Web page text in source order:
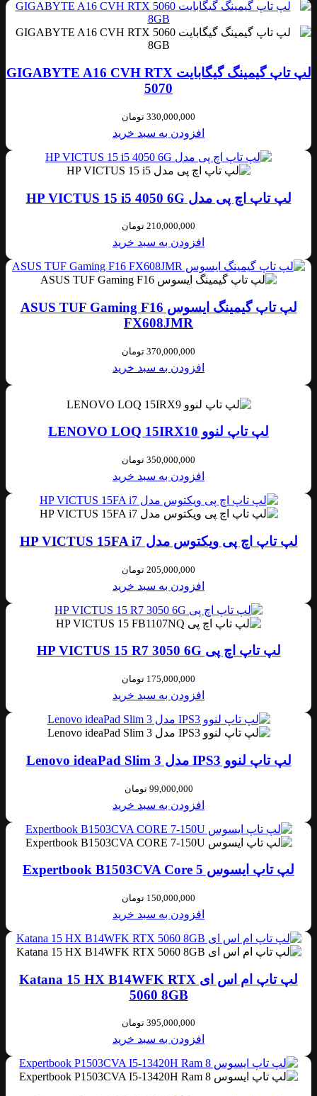
لپ تاپ گیمینگ گیگابایت GIGABYTE A16 CVH RTX
5070
330,000,000 تومان
افزودن به سبد خرید
لپ تاپ اچ پی مدل HP VICTUS 15 i5 4050 6G
210,000,000 تومان
افزودن به سبد خرید
لپ تاپ گیمینگ ایسوس ASUS TUF Gaming F16
FX608JMR
370,000,000 تومان
افزودن به سبد خرید
لپ تاپ لنوو LENOVO LOQ 15IRX10
350,000,000 تومان
افزودن به سبد خرید
لپ‌ تاپ اچ پی ویکتوس مدل HP VICTUS 15FA i7
205,000,000 تومان
افزودن به سبد خرید
لپ تاپ اچ پی HP VICTUS 15 R7 3050 6G
175,000,000 تومان
افزودن به سبد خرید
لپ تاپ لنوو IPS3 مدل Lenovo ideaPad Slim 3
99,000,000 تومان
افزودن به سبد خرید
لپ تاپ ایسوس Expertbook B1503CVA Core 5
150,000,000 تومان
افزودن به سبد خرید
لپ تاپ ام اس ای Katana 15 HX B14WFK RTX
5060 8GB
395,000,000 تومان
افزودن به سبد خرید